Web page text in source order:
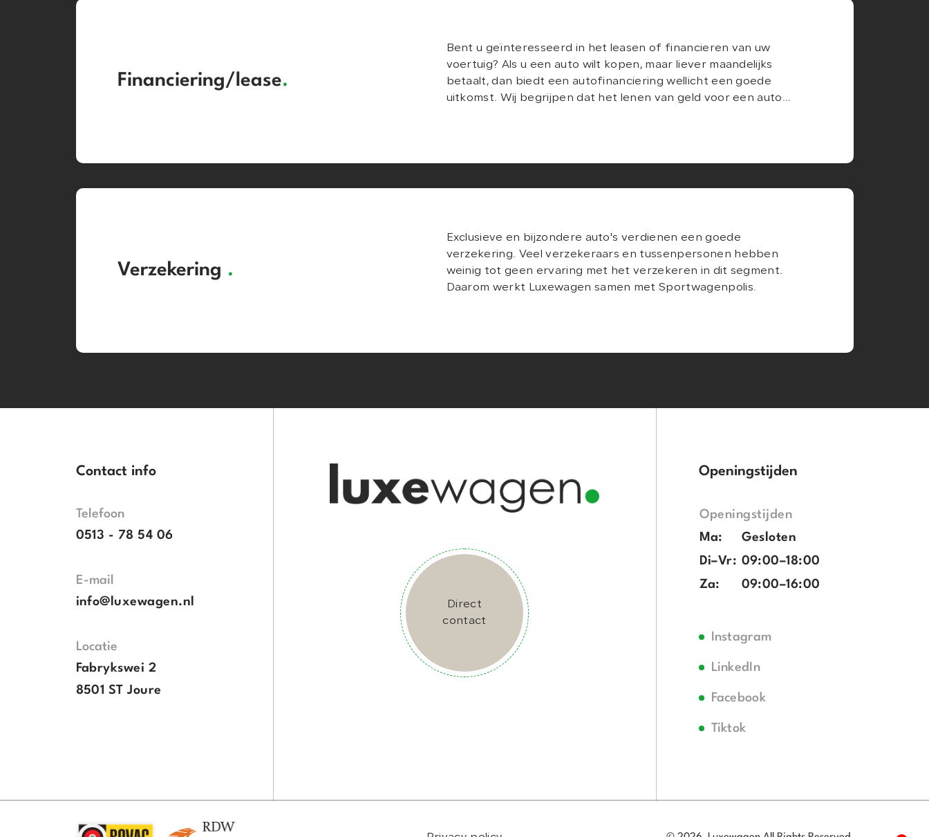
Financiering/lease.
Bent u geïnteresseerd in het leasen of financieren van uw
voertuig? Als u een auto wilt kopen, maar liever maandelijks
betaalt, dan biedt een autofinanciering wellicht een goede
uitkomst. Wij begrijpen dat het lenen van geld voor een auto
Verzekering .
Exclusieve en bijzondere auto's verdienen een goede
verzekering. Veel verzekeraars en tussenpersonen hebben
weinig tot geen ervaring met het verzekeren in dit segment.
Daarom werkt Luxewagen samen met Sportwagenpolis.
Contact info
Telefoon
0513 - 78 54 06
E-mail
info@luxewagen.nl
Locatie
Fabrykswei 2
8501 ST Joure
Direct
contact
Openingstijden
Openingstijden
Ma:
Gesloten
Di–Vr: 09:00–18:00
Za:
09:00–16:00
Instagram
LinkedIn
Facebook
Tiktok